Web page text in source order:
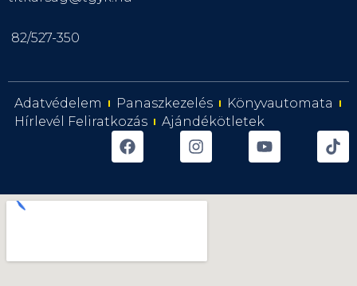
82/527-350
Adatvédelem Panaszkezelés
Könyvautomata
Hírlevél Feliratkozás
Ajándékötletek